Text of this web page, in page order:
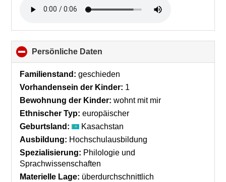
contents
Persönliche Daten
to
collapse
Familienstand: geschieden
Vorhandensein der Kinder: 1
Bewohnung der Kinder: wohnt mit mir
Ethnischer Typ: europäischer
Geburtsland:
Kasachstan
Ausbildung: Hochschulausbildung
Spezialisierung: Philologie und
Sprachwissenschaften
Materielle Lage: überdurchschnittlich